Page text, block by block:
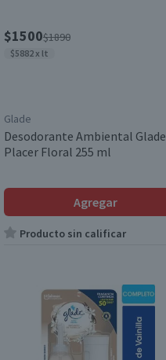
$1500$1890
$5882 x lt
Glade
Desodorante Ambiental Glade
Placer Floral 255 ml
Agregar
Producto sin calificar